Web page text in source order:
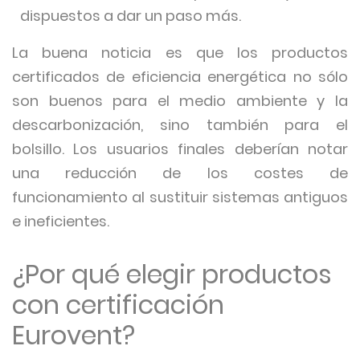
dispuestos a dar un paso más.
La buena noticia es que los productos
certificados de eficiencia energética no sólo
son buenos para el medio ambiente y la
descarbonización, sino también para el
bolsillo. Los usuarios finales deberían notar
una reducción de los costes de
funcionamiento al sustituir sistemas antiguos
e ineficientes.
¿Por qué elegir productos
con certificación
Eurovent?